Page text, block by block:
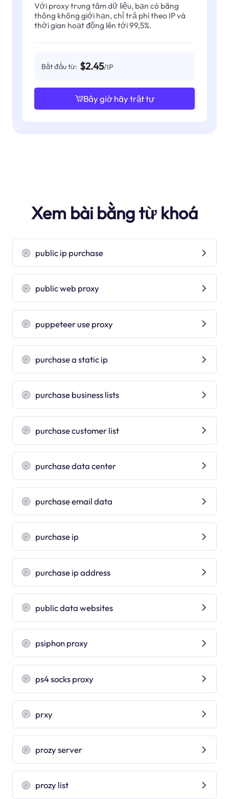
Với proxy trung tâm dữ liệu, bạn có băng
thông không giới hạn, chỉ trả phí theo IP và
thời gian hoạt động lên tới 99,5%.
Bắt đầu từ: $2.45/IP
Bây giờ hãy trật tự
Xem bài bằng từ khoá
public ip purchase
public web proxy
puppeteer use proxy
purchase a static ip
purchase business lists
purchase customer list
purchase data center
purchase email data
purchase ip
purchase ip address
public data websites
psiphon proxy
ps4 socks proxy
prxy
prozy server
prozy list